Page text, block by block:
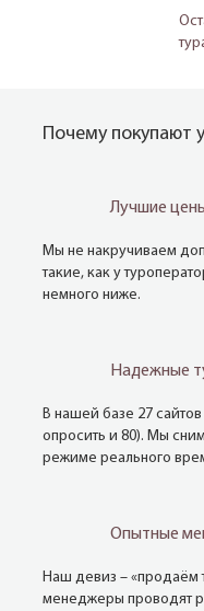
Почему покупают
Лучшие
Мы не накручиваем
такие, как у
немного ниже.
Надежные
В нашей базе 27
опросить и 80). Мы
режиме реального
Опытные
Наш девиз – «продаём
менеджеры проводят